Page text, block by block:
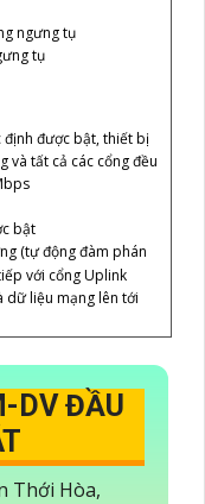
ngưng tụ
tụ
định được bật, thiết bị
và tất cả các cổng đều
bật
(tự động đàm phán
với cổng Uplink
dữ liệu mạng lên tới
DV ĐẦU
Thới Hòa,